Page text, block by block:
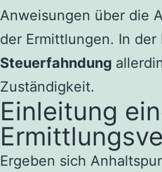
Anweisungen über die
der Ermittlungen. In
Steuerfahndung
Zuständigkeit.
Einleitung
Ergeben sich